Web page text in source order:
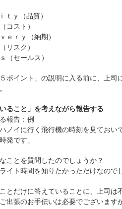
ｙ（品質）
スト）
ｒｙ（納期）
スク）
セールス）
ポイント」の説明に入る前に、上
ること」を考えながら報告する
報告：例
ノイに行く飛行機の時刻を見ておい
発です」
ことを質問したのでしょうか？
イト時間を知りたかっただけなので
とだけに答えていることに、上司は
ご出張のお手伝いは必要でございま